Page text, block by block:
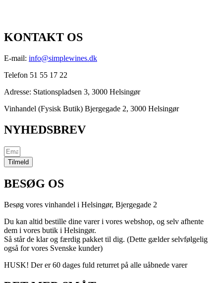
KONTAKT OS
E-mail: info@simplewines.dk
Telefon 51 55 17 22
Adresse: Stationspladsen 3, 3000 Helsingør
Vinhandel (Fysisk Butik) Bjergegade 2, 3000 Helsingør
NYHEDSBREV
Tilmeld
BESØG OS
Besøg vores vinhandel i Helsingør, Bjergegade 2
Du kan altid bestille dine varer i vores webshop, og selv afhente
dem i vores butik i Helsingør.
Så står de klar og færdig pakket til dig. (Dette gælder selvfølgelig
også for vores Svenske kunder)
HUSK! Der er 60 dages fuld returret på alle uåbnede varer